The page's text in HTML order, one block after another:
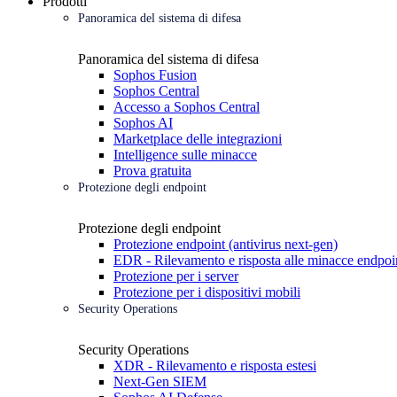
Panoramica del sistema di difesa
Panoramica del sistema di difesa
Sophos Fusion
Sophos Central
Accesso a Sophos Central
Sophos AI
Marketplace delle integrazioni
Intelligence sulle minacce
Prova gratuita
Protezione degli endpoint
Protezione degli endpoint
Protezione endpoint (antivirus next-gen)
EDR - Rilevamento e risposta alle minacce
Protezione per i server
Protezione per i dispositivi mobili
Security Operations
Security Operations
XDR - Rilevamento e risposta estesi
Next-Gen SIEM